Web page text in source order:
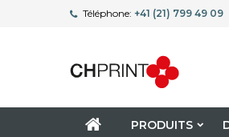
Téléphone: +41 (21) 799 49 09
PRODUITS